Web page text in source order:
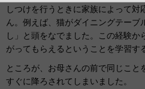
しつけを行うときに家族によって対
ん。例えば、猫がダイニングテーブ
し」と頭をなでました。この経験か
がってもらえるということを学習す
ところが、お母さんの前で同じこと
すぐに降ろされてしまいました。